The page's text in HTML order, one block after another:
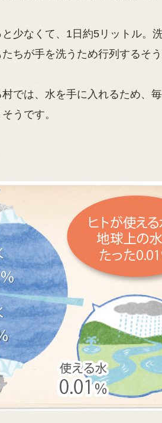
少なくて、1日約5リットル。
ちが手を洗うため行列するそう
では、水を手に入れるため、
うです。